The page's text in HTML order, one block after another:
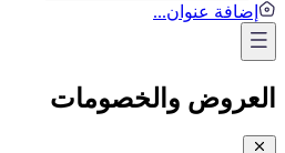
إضافة عنوان...
العروض والخصومات